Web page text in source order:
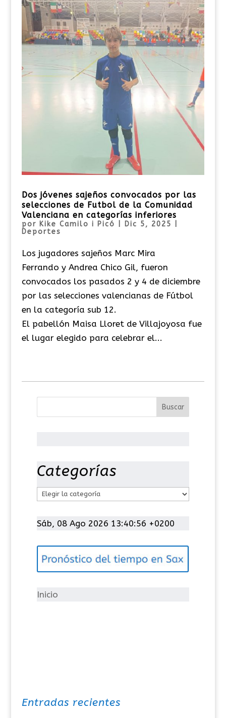
Dos jóvenes sajeños convocados por las
selecciones de Futbol de la Comunidad
Valenciana en categorías inferiores
por Kike Camilo i Picó Dic 5, 2025
Deportes
Los jugadores sajeños Marc Mira
Ferrando y Andrea Chico Gil, fueron
convocados los pasados 2 y 4 de diciembre
por las selecciones valencianas de Fútbol
en la categoría sub 12.
El pabellón Maisa Lloret de Villajoyosa fue
el lugar elegido para celebrar el...
Categorías
t
g
í
Sáb, 08 Ago 2026 13:40:56 +0200
Inicio
Entradas recientes